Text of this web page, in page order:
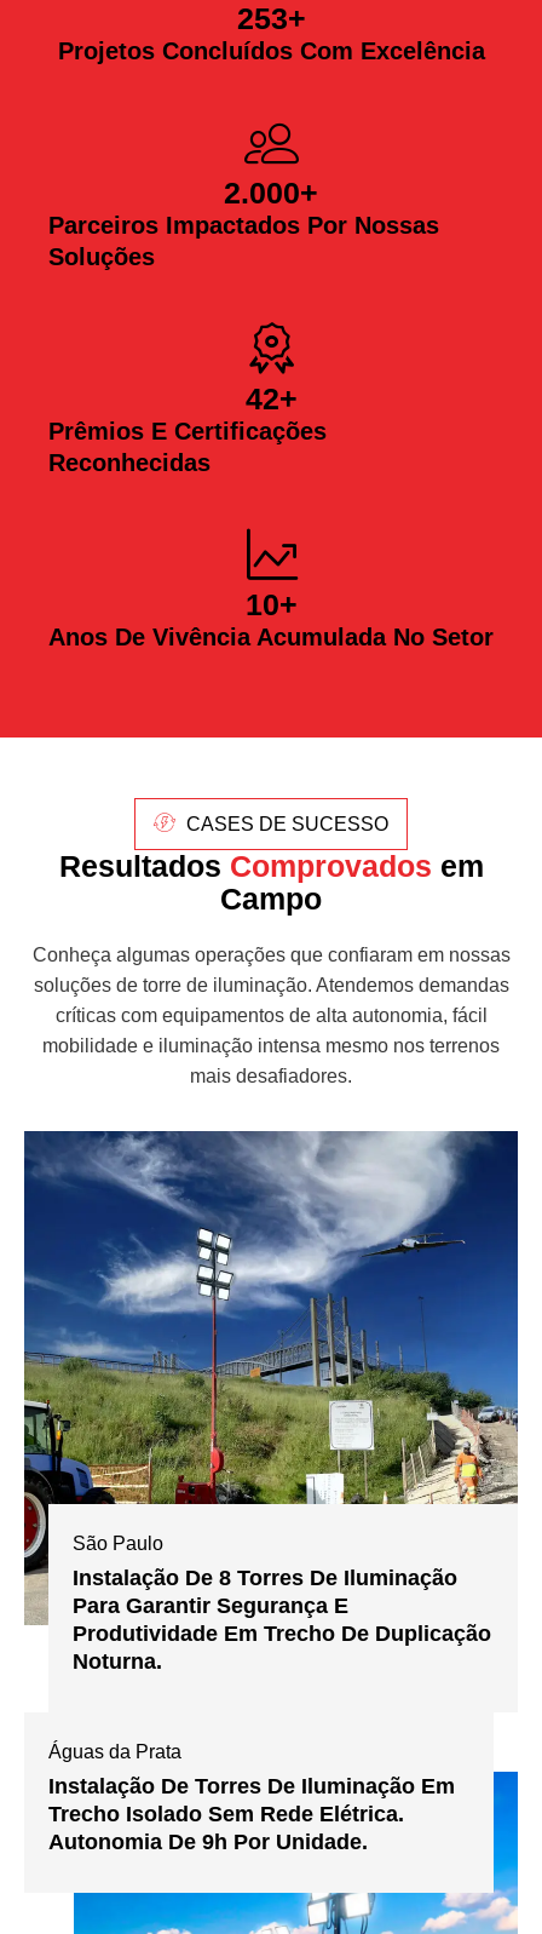
Projetos Concluídos Com Excelência
253+
Parceiros Impactados Por Nossas
Soluções
2.000+
Prêmios E Certificações
Reconhecidas
42+
Anos De Vivência Acumulada No Setor
10+
CASES DE SUCESSO
Resultados Comprovados em
Campo
Conheça algumas operações que confiaram em nossas
soluções de torre de iluminação. Atendemos demandas
críticas com equipamentos de alta autonomia, fácil
mobilidade e iluminação intensa mesmo nos terrenos
mais desafiadores.
São Paulo
Instalação De 8 Torres De Iluminação
Para Garantir Segurança E
Produtividade Em Trecho De Duplicação
Noturna.
Águas da Prata
Instalação De Torres De Iluminação Em
Trecho Isolado Sem Rede Elétrica.
Autonomia De 9h Por Unidade.